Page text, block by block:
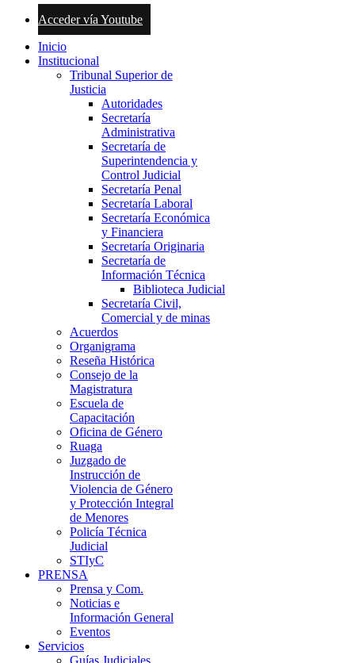
Acceder vía Youtube
Inicio
Institucional
Tribunal Superior de
Justicia
Autoridades
Secretaría
Administrativa
Secretaría de
Superintendencia y
Control Judicial
Secretaría Penal
Secretaría Laboral
Secretaría Económica
y Financiera
Secretaría Originaria
Secretaría de
Información Técnica
Biblioteca Judicial
Secretaría Civil,
Comercial y de minas
Acuerdos
Organigrama
Reseña Histórica
Consejo de la
Magistratura
Escuela de
Capacitación
Oficina de Género
Ruaga
Juzgado de
Instrucción de
Violencia de Género
y Protección Integral
de Menores
Policía Técnica
Judicial
STIyC
PRENSA
Prensa y Com.
Noticias e
Información General
Eventos
Servicios
Guías Judiciales